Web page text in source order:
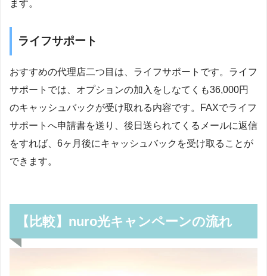
ます。
ライフサポート
おすすめの代理店二つ目は、ライフサポートです。ライフ
サポートでは、オプションの加入をしなてくも36,000円
のキャッシュバックが受け取れる内容です。FAXでライフ
サポートへ申請書を送り、後日送られてくるメールに返信
をすれば、6ヶ月後にキャッシュバックを受け取ることが
できます。
【比較】nuro光キャンペーンの流れ